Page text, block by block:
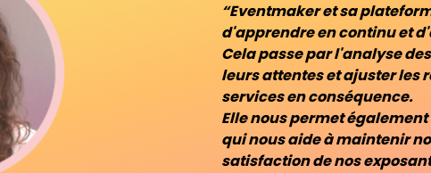
“Eventmaker et sa
d'apprendre en continu et
Cela passe par l'analyse
leurs attentes et ajuster les
services en conséquence.
Elle nous permet
qui nous aide à maintenir
satisfaction de nos